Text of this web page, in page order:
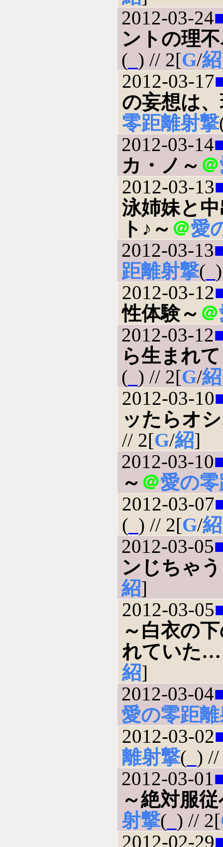
2012-03-24
ントの理
( ) // 2[G/紹
2012-03-17
の妄想は
零距離射撃
2012-03-14
カ・ノ～ ＠
2012-03-13
泳姉妹と
ト♪～ ＠愛
2012-03-13
距離射撃(
2012-03-12
性体験～ ＠
2012-03-12
ら生まれ
( ) // 2[G/紹
2012-03-10
ッたらオ
// 2[G/紹]
2012-03-10
～ ＠愛の
2012-03-07
( ) // 2[G/紹
2012-03-05
ンじちゃ
紹]
2012-03-05
～白衣の
れていた
紹]
2012-03-04
愛の零距
2012-03-02
離射撃( )
2012-03-01
～絶対服
射撃( ) // 2[
2012-02-29